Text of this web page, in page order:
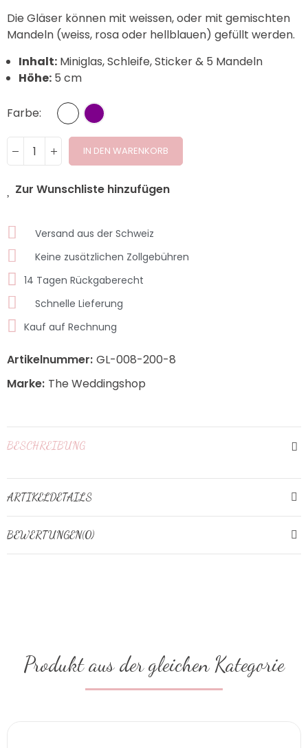
Die Gläser können mit weissen, oder mit gemischten
Mandeln (weiss, rosa oder hellblauen) gefüllt werden.
Inhalt: Miniglas, Schleife, Sticker & 5 Mandeln
Höhe: 5 cm
Farbe
IN DEN WARENKORB
Zur Wunschliste hinzufügen
Versand aus der Schweiz
Keine zusätzlichen Zollgebühren
14 Tagen Rückgaberecht
Schnelle Lieferung
Kauf auf Rechnung
Artikelnummer: GL-008-200-8
Marke: The Weddingshop
BESCHREIBUNG
ARTIKELDETAILS
BEWERTUNGEN(0)
Produkt aus der gleichen Kategorie